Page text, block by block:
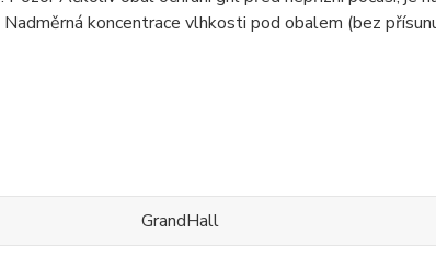
koncentrace vlhkosti pod obalem (bez
GrandHall